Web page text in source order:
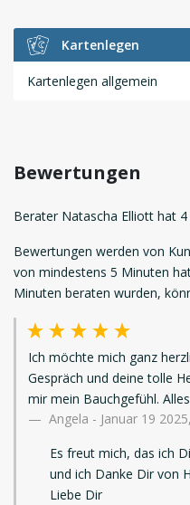
Kartenlegen
Kartenlegen allgemein
Bewertungen
Berater Natascha Elliott hat
Bewertungen werden von
von mindestens 5 Minuten
Minuten beraten wurden,
Ich möchte mich ganz
Gespräch und deine tolle
mir mein Bauchgefühl.
Angela - Januar 19
Es freut mich, das ich
und ich Danke Dir von
Liebe Dir